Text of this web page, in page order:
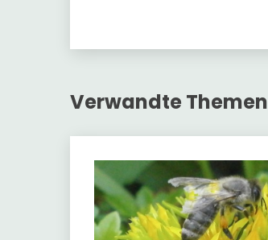
Verwandte Themen